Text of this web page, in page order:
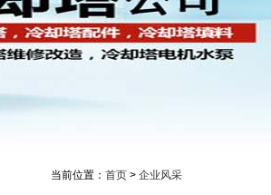
当前位置： 首页 > 企业风采